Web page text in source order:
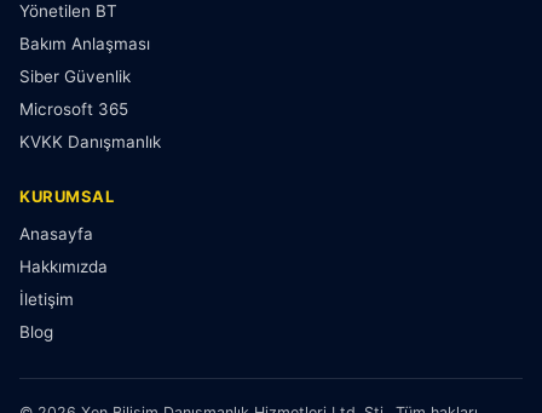
Yönetilen BT
Bakım Anlaşması
Siber Güvenlik
Microsoft 365
KVKK Danışmanlık
KURUMSAL
Anasayfa
Hakkımızda
İletişim
Blog